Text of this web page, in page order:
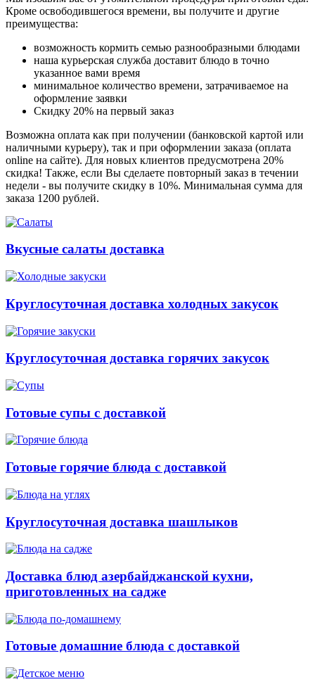
Кроме освободившегося времени, вы получите и другие
преимущества:
возможность кормить семью разнообразными блюдами
наша курьерская служба доставит блюдо в точно
указанное вами время
минимальное количество времени, затрачиваемое на
оформление заявки
Скидку 20% на первый заказ
Возможна оплата как при получении (банковской картой или
наличными курьеру), так и при оформлении заказа (оплата
online на сайте). Для новых клиентов предусмотрена 20%
скидка! Также, если Вы сделаете повторный заказ в течении
недели - вы получите скидку в 10%. Минимальная сумма для
заказа 1200 рублей.
Вкусные салаты доставка
Круглосуточная доставка холодных закусок
Круглосуточная доставка горячих закусок
Готовые супы с доставкой
Готовые горячие блюда с доставкой
Круглосуточная доставка шашлыков
Доставка блюд азербайджанской кухни,
приготовленных на садже
Готовые домашние блюда с доставкой